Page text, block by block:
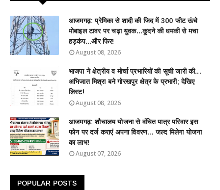
आजमगढ़: प्रेमिका से शादी की जिद में 300 फीट ऊंचे
मोबाइल टावर पर चढ़ा युवक...कूदने की धमकी से मचा
हड़कंप...और फिर!
August 08, 2026
भाजपा ने क्षेत्रीय व मोर्चा प्रभारियों की सूची जारी की...
अभिजात मिश्रा बने गोरखपुर क्षेत्र के प्रभारी; देखिए
लिस्ट!
August 08, 2026
आजमगढ़: शौचालय योजना से वंचित पात्र परिवार इस
फोन पर दर्ज कराएं अपना विवरण... जल्द मिलेगा योजना
का लाभ!
August 07, 2026
POPULAR POSTS